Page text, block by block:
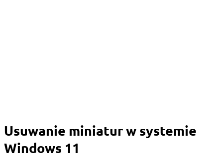
Usuwanie miniatur w systemie
Windows 11